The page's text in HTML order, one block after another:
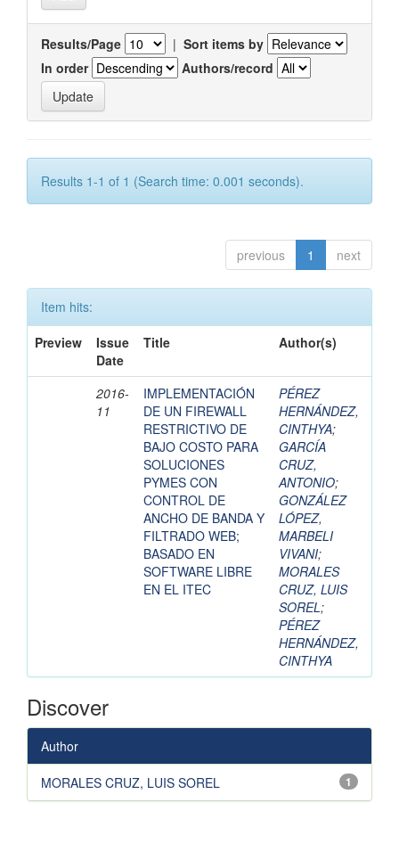
Results/Page | Sort items by
In order
Authors/record
Results 1-1 of 1 (Search time: 0.001 seconds).
previous 1 next
Item hits:
Preview
Issue
Date
Title Author(s)
2016-
11
IMPLEMENTACIÓN
DE UN FIREWALL
RESTRICTIVO DE
BAJO COSTO PARA
SOLUCIONES
PYMES CON
CONTROL DE
ANCHO DE BANDA Y
FILTRADO WEB;
BASADO EN
SOFTWARE LIBRE
EN EL ITEC
PÉREZ
HERNÁNDEZ,
CINTHYA;
GARCÍA
CRUZ,
ANTONIO;
GONZÁLEZ
LÓPEZ,
MARBELI
VIVANI;
MORALES
CRUZ, LUIS
SOREL;
PÉREZ
HERNÁNDEZ,
CINTHYA
Discover
Author
1
MORALES CRUZ, LUIS SOREL